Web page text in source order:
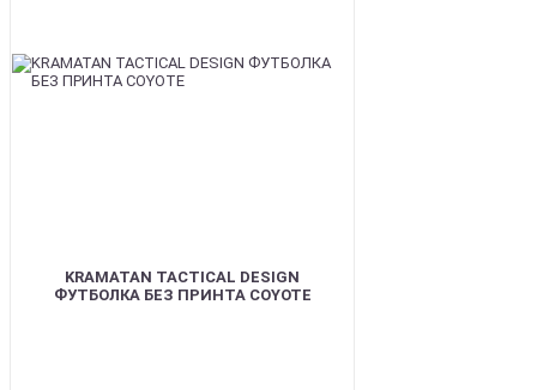
KRAMATAN TACTICAL DESIGN
ФУТБОЛКА БЕЗ ПРИНТА COYOTE